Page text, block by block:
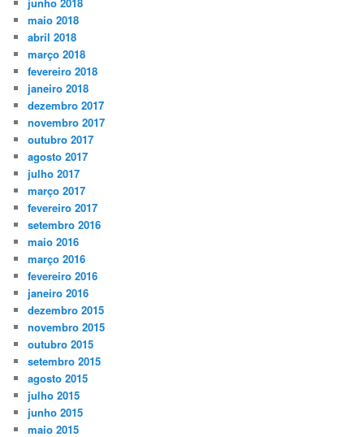
junho 2018
maio 2018
abril 2018
março 2018
fevereiro 2018
janeiro 2018
dezembro 2017
novembro 2017
outubro 2017
agosto 2017
julho 2017
março 2017
fevereiro 2017
setembro 2016
maio 2016
março 2016
fevereiro 2016
janeiro 2016
dezembro 2015
novembro 2015
outubro 2015
setembro 2015
agosto 2015
julho 2015
junho 2015
maio 2015